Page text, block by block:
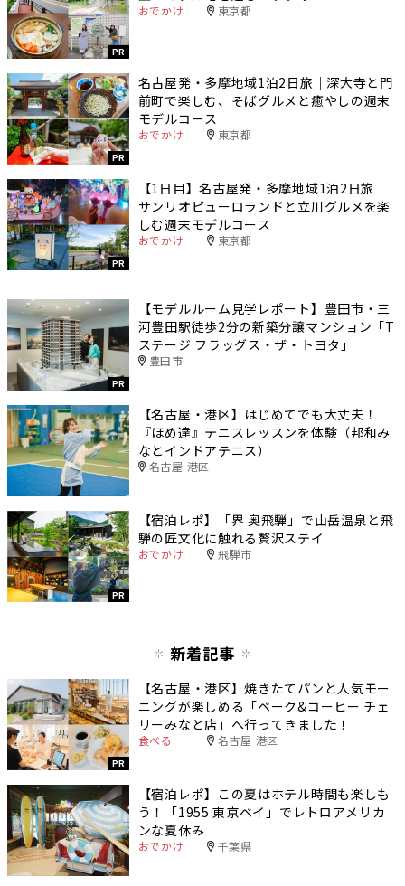
PR
おでかけ 東京都
PR
名古屋発・多摩地域1泊2日旅｜深大寺と門
前町で楽しむ、そばグルメと癒やしの週末
モデルコース
おでかけ 東京都
PR
【1日目】名古屋発・多摩地域1泊2日旅｜
サンリオピューロランドと立川グルメを楽
しむ週末モデルコース
おでかけ 東京都
PR
【モデルルーム見学レポート】豊田市・三
河豊田駅徒歩2分の新築分譲マンション「T
ステージ フラッグス・ザ・トヨタ」
豊田市
【名古屋・港区】はじめてでも大丈夫！
『ほめ達』テニスレッスンを体験（邦和み
なとインドアテニス）
名古屋 港区
PR
【宿泊レポ】「界 奥飛騨」で山岳温泉と飛
騨の匠文化に触れる贅沢ステイ
おでかけ 飛騨市
新着記事
PR
【名古屋・港区】焼きたてパンと人気モー
ニングが楽しめる「ベーク&コーヒー チェ
リーみなと店」へ行ってきました！
食べる 名古屋 港区
【宿泊レポ】この夏はホテル時間も楽しも
う！「1955 東京ベイ」でレトロアメリカ
ンな夏休み
おでかけ 千葉県